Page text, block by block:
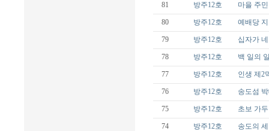
81 방주12호 마을 주
80 방주12호 예배당
79 방주12호 십자가
78 방주12호 백 일의
77 방주12호 인생 제2
76 방주12호 송도섬
75 방주12호 초보 가
74 방주12호 송도의